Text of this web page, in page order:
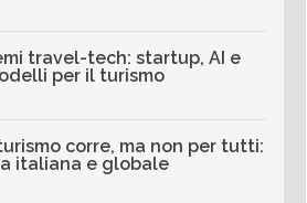
travel-tech: startup, AI e
per il turismo
corre, ma non per tutti:
italiana e globale